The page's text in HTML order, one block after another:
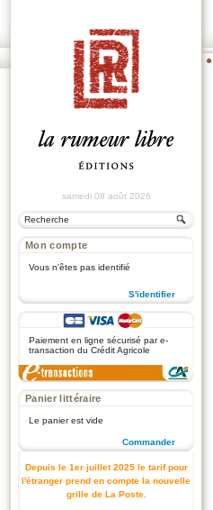
samedi 08 août 2026
Mon compte
Vous n'êtes pas identifié
S'identifier
Paiement en ligne sécurisé par e-
transaction du Crédit Agricole
Panier littéraire
Le panier est vide
Commander
Depuis le 1er juillet 2025 le tarif pour
l'étranger prend en compte la nouvelle
grille de La Poste.